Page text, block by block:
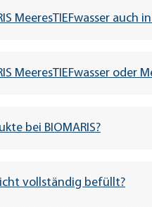
MeeresTIEFwasser auch
MeeresTIEFwasser oder
bei BIOMARIS?
vollständig befüllt?